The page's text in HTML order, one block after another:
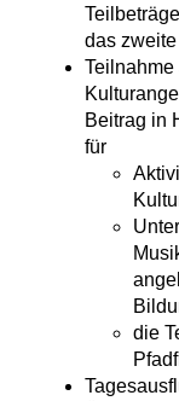
das
Teilnahme
Beitrag in
für
die